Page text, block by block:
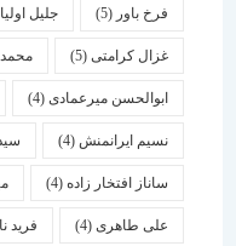
فرخ باور(5) جلیل اولیاء(5)
غزال کرامتی(5) محمد علی
ابوالحسن میرعمادی(4) ثریا
نسیم ایرانمنش(4) سید حمید
ساناز افتخار زاده(4) مهرداد
علی طاهری(4) فرید نائینی(3)